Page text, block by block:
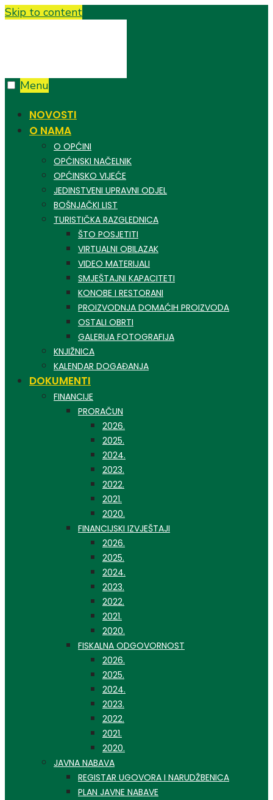
Skip to content
Menu
NOVOSTI
O NAMA
O OPĆINI
OPĆINSKI NAČELNIK
OPĆINSKO VIJEĆE
JEDINSTVENI UPRAVNI ODJEL
BOŠNJAČKI LIST
TURISTIČKA RAZGLEDNICA
ŠTO POSJETITI
VIRTUALNI OBILAZAK
VIDEO MATERIJALI
SMJEŠTAJNI KAPACITETI
KONOBE I RESTORANI
PROIZVODNJA DOMAĆIH PROIZVODA
OSTALI OBRTI
GALERIJA FOTOGRAFIJA
KNJIŽNICA
KALENDAR DOGAĐANJA
DOKUMENTI
FINANCIJE
PRORAČUN
2026.
2025.
2024.
2023.
2022.
2021.
2020.
FINANCIJSKI IZVJEŠTAJI
2026.
2025.
2024.
2023.
2022.
2021.
2020.
FISKALNA ODGOVORNOST
2026.
2025.
2024.
2023.
2022.
2021.
2020.
JAVNA NABAVA
REGISTAR UGOVORA I NARUDŽBENICA
PLAN JAVNE NABAVE